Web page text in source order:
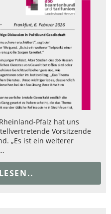
Pfalz hat uns
Vorsitzende
„Es ist ein weiterer